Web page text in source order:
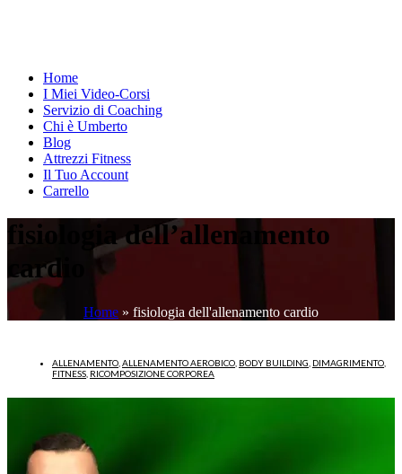
Home
I Miei Video-Corsi
Servizio di Coaching
Chi è Umberto
Blog
Attrezzi Fitness
Il Tuo Account
Carrello
fisiologia dell’allenamento
cardio
Home » fisiologia dell'allenamento cardio
ALLENAMENTO ALLENAMENTO AEROBICO BODY BUILDING DIMAGRIMENTO
FITNESS RICOMPOSIZIONE CORPOREA